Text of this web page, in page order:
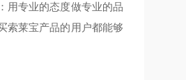
用专业的态度做专业的品
索莱宝产品的用户都能够